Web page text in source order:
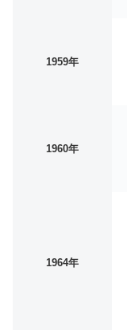
1959年
1960年
1964年